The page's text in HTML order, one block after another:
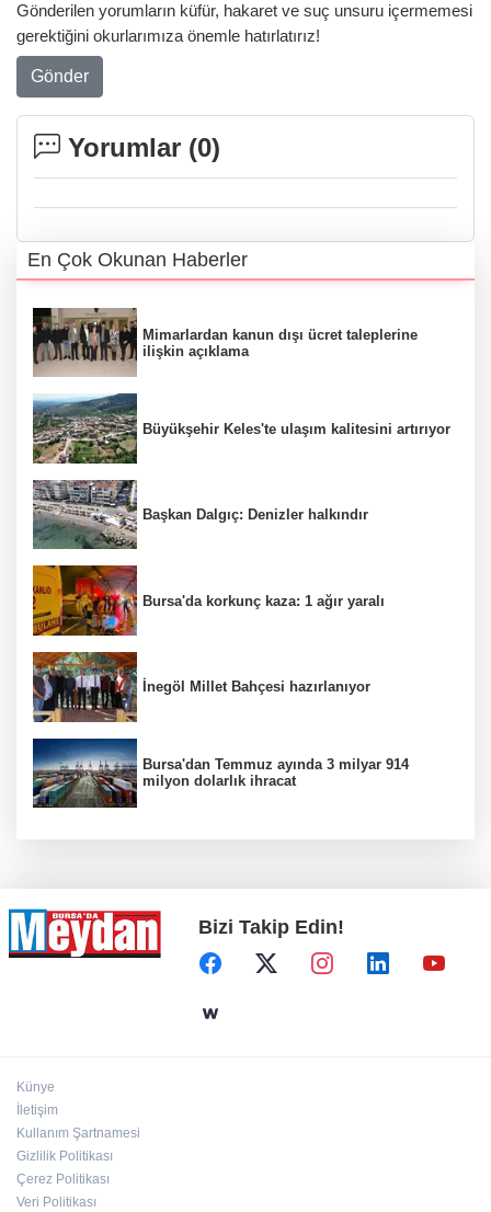
Gönderilen yorumların küfür, hakaret ve suç unsuru içermemesi
gerektiğini okurlarımıza önemle hatırlatırız!
Gönder
Yorumlar (0)
En Çok Okunan Haberler
Mimarlardan kanun dışı ücret taleplerine
ilişkin açıklama
Büyükşehir Keles'te ulaşım kalitesini artırıyor
Başkan Dalgıç: Denizler halkındır
Bursa'da korkunç kaza: 1 ağır yaralı
İnegöl Millet Bahçesi hazırlanıyor
Bursa'dan Temmuz ayında 3 milyar 914
milyon dolarlık ihracat
Bizi Takip Edin!
Künye
İletişim
Kullanım Şartnamesi
Gizlilik Politikası
Çerez Politikası
Veri Politikası